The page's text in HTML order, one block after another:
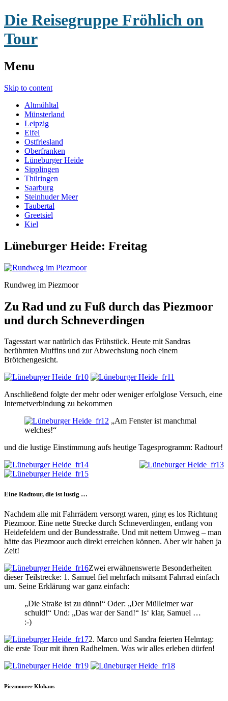
Die Reisegruppe Fröhlich on
Tour
Menu
Skip to content
Altmühltal
Münsterland
Leipzig
Eifel
Ostfriesland
Oberfranken
Lüneburger Heide
Sipplingen
Thüringen
Saarburg
Steinhuder Meer
Taubertal
Greetsiel
Kiel
Lüneburger Heide: Freitag
Rundweg im Piezmoor
Zu Rad und zu Fuß durch das Piezmoor
und durch Schneverdingen
Tagesstart war natürlich das Frühstück. Heute mit Sandras
berühmten Muffins und zur Abwechslung noch einem
Brötchengesicht.
Anschließend folgte der mehr oder weniger erfolglose Versuch, eine
Internetverbindung zu bekommen
„Am Fenster ist manchmal
welches!“
und die lustige Einstimmung aufs heutige Tagesprogramm: Radtour!
Eine Radtour, die ist lustig …
Nachdem alle mit Fahrrädern versorgt waren, ging es los Richtung
Piezmoor. Eine nette Strecke durch Schneverdingen, entlang von
Heidefeldern und der Bundesstraße. Und mit nettem Umweg – man
hätte das Piezmoor auch direkt erreichen können. Aber wir haben ja
Zeit!
Zwei erwähnenswerte Besonderheiten
dieser Teilstrecke: 1. Samuel fiel mehrfach mitsamt Fahrrad einfach
um. Seine Erklärung war ganz einfach:
„Die Straße ist zu dünn!“ Oder: „Der Mülleimer war
schuld!“ Und: „Das war der Sand!“ Is‘ klar, Samuel …
:-)
2. Marco und Sandra feierten Helmtag:
die erste Tour mit ihren Radhelmen. Was wir alles erleben dürfen!
Piezmoorer Klohaus